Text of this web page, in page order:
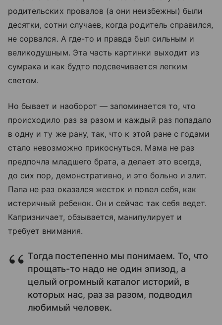
родительских провалов (а они неизбежны) были
десятки, сотни случаев, когда родитель справился,
не сорвался. А где-то и правда был сильным и
великодушным. Эта часть картинки выходит из
сумрака и как будто подсвечивается легким
светом.
Но бывает и наоборот — запоминается то, что
происходило раз за разом и каждый раз попадало
в одну и ту же рану, так, что к этой ране с годами
стало невозможно прикоснуться. Мама не раз
предпочла младшего брата, а делает это всегда,
до сих пор, демонстративно, и это больно и злит.
Папа не раз оказался жесток и повел себя, как
истеричный ребенок. Он и сейчас так себя ведет.
Капризничает, обзывается, манипулирует и
требует внимания.
Тогда постепенно мы понимаем. То, что
прощать-то надо не один эпизод, а
целый огромный каталог историй, в
которых нас, раз за разом, подводил
любимый человек.